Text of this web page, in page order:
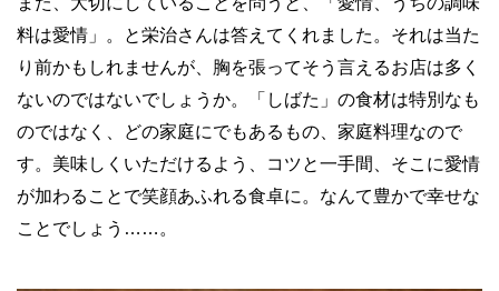
料は愛情」。と栄治さんは答えてくれました。それは当た
り前かもしれませんが、胸を張ってそう言えるお店は多く
ないのではないでしょうか。「しばた」の食材は特別なも
のではなく、どの家庭にでもあるもの、家庭料理なので
す。美味しくいただけるよう、コツと一手間、そこに愛情
が加わることで笑顔あふれる食卓に。なんて豊かで幸せな
ことでしょう……。